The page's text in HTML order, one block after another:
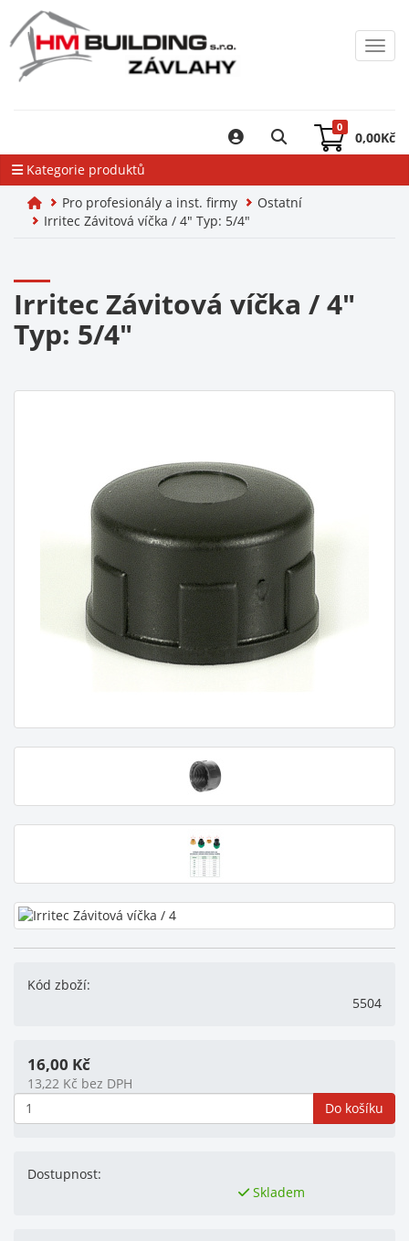
0
0,00Kč
Kategorie produktů
Pro profesionály a inst. firmy
Ostatní
Irritec Závitová víčka / 4" Typ: 5/4"
Irritec Závitová víčka / 4"
Typ: 5/4"
Kód zboží:
5504
16,00 Kč
13,22 Kč bez DPH
Do košíku
Dostupnost:
Skladem